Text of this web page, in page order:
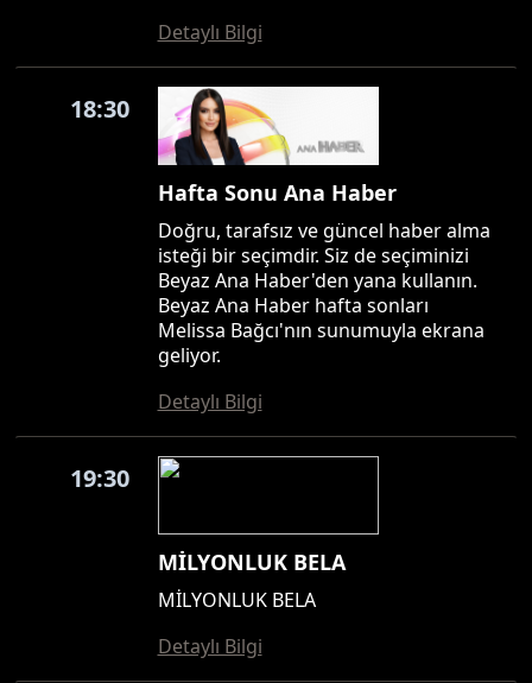
Detaylı Bilgi
18:30
Hafta Sonu Ana Haber
Doğru, tarafsız ve güncel haber alma
isteği bir seçimdir. Siz de seçiminizi
Beyaz Ana Haber'den yana kullanın.
Beyaz Ana Haber hafta sonları
Melissa Bağcı'nın sunumuyla ekrana
geliyor.
Detaylı Bilgi
19:30
MİLYONLUK BELA
MİLYONLUK BELA
Detaylı Bilgi